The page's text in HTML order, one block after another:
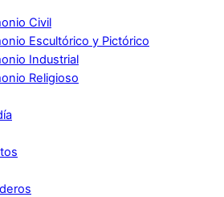
Civil
Escultórico y Pictórico
Industrial
Religioso